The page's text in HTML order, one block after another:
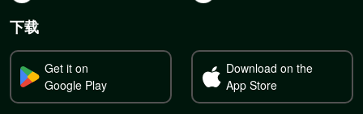
下载
Get it on
Google Play
Download on the
App Store